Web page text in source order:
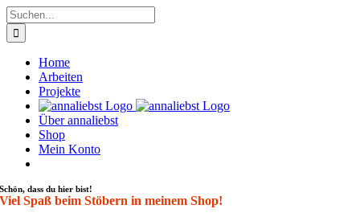
Zum
Inhalt
springen
Suche
nach:
Home
Arbeiten
Projekte
Über annaliebst
Shop
Mein Konto
Schön, dass du hier bist!
Viel Spaß beim Stöbern in meinem Shop!